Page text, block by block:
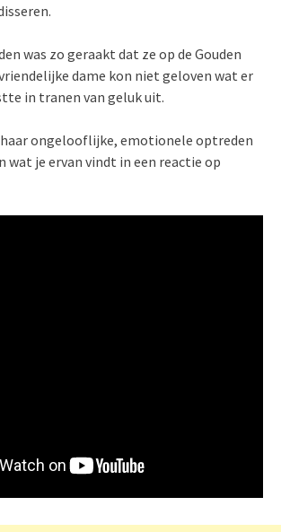
was zo geraakt dat ze op de Gouden
dame kon niet geloven wat er
in tranen van geluk uit.
ongelooflijke, emotionele optreden
wat je ervan vindt in een reactie op